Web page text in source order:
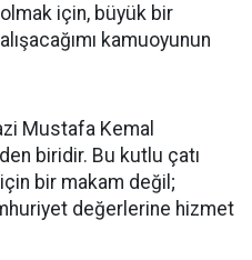
için, büyük bir
kamuoyunun
Mustafa Kemal
biridir. Bu kutlu çatı
bir makam değil;
değerlerine hizmet